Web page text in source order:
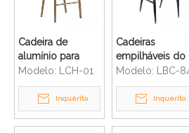
Cadeira de
alumínio para
banquetes de
hotel com pintura
a óleo na cor
dourada
Modelo: LCH-01
Inquérito
Cadeiras
empilháveis ​​do
casamento da
parte traseira
quadrada de
alumínio do
restaurante
Modelo: LBC-
Inquérito